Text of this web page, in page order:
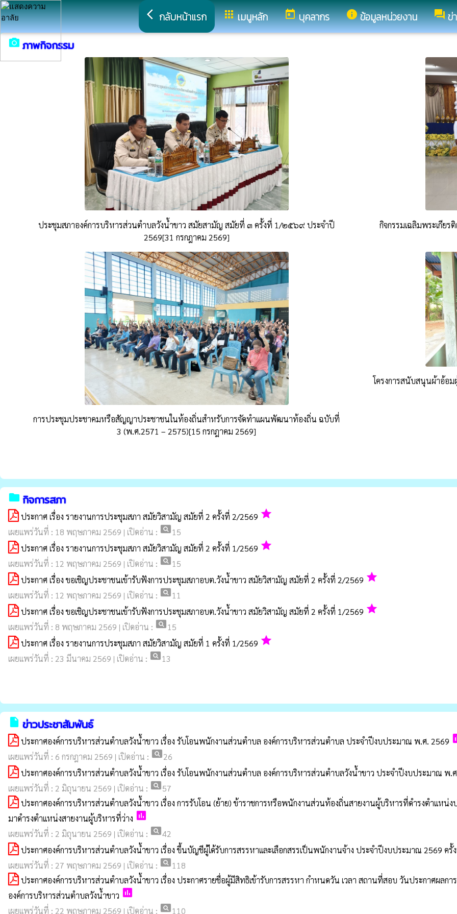
arrow_back_ios กลับหน้าแรก appsเมนูหลัก todayบุคลากร infoข้อมูลหน่วยงาน forumข่
camera_alt ภาพกิจกรรม
ประชุมสภาองค์การบริหารส่วนตำบลวังน้ำขาว สมัยสามัญ สมัยที่ ๓ ครั้งที่ 1/๒๕๖๙ ประจำปี
2569[31 กรกฎาคม 2569]
กิจกรรมเฉลิมพระเกีย
การประชุมประชาคมหรือสัญญาประชาชนในท้องถิ่นสำหรับการจัดทำแผนพัฒนาท้องถิ่น ฉบับที่
3 (พ.ศ.2571 – 2575)[15 กรกฎาคม 2569]
โครงการสนับสนุนผ้าอ้อ
folder กิจการสภา
ประกาศ เรื่อง รายงานการประชุมสภา สมัยวิสามัญ สมัยที่ 2 ครั้งที่ 2/2569 grade
เผยแพร่วันที่ : 18 พฤษภาคม 2569 | เปิดอ่าน : pageview15
ประกาศ เรื่อง รายงานการประชุมสภา สมัยวิสามัญ สมัยที่ 2 ครั้งที่ 1/2569 grade
เผยแพร่วันที่ : 12 พฤษภาคม 2569 | เปิดอ่าน : pageview15
ประกาศ เรื่อง ขอเชิญประชาชนเข้ารับฟังการประชุมสภาอบต.วังน้ำขาว สมัยวิสามัญ สมัยที่ 2 ครั้งที่ 2/2569 grade
เผยแพร่วันที่ : 12 พฤษภาคม 2569 | เปิดอ่าน : pageview11
ประกาศ เรื่อง ขอเชิญประชาชนเข้ารับฟังการประชุมสภาอบต.วังน้ำขาว สมัยวิสามัญ สมัยที่ 2 ครั้งที่ 1/2569 grade
เผยแพร่วันที่ : 8 พฤษภาคม 2569 | เปิดอ่าน : pageview15
ประกาศ เรื่อง รายงานการประชุมสภา สมัยวิสามัญ สมัยที่ 1 ครั้งที่ 1/2569 grade
เผยแพร่วันที่ : 23 มีนาคม 2569 | เปิดอ่าน : pageview13
insert_drive_file ข่าวประชาสัมพันธ์
ประกาศองค์การบริหารส่วนตำบลวังน้ำขาว เรื่อง รับโอนพนักงานส่วนตำบล องค์การบริหารส่วนตำบล ประจำปีงบประมาณ พ.ศ. 2569
เผยแพร่วันที่ : 6 กรกฎาคม 2569 | เปิดอ่าน : pageview26
ประกาศองค์การบริหารส่วนตำบลวังน้ำขาว เรื่อง รับโอนพนักงานส่วนตำบล องค์การบริหารส่วนตำบลวังน้ำขาว ประจำปีงบประมาณ พ.
เผยแพร่วันที่ : 2 มิถุนายน 2569 | เปิดอ่าน : pageview57
ประกาศองค์การบริหารส่วนตำบลวังน้ำขาว เรื่อง การรับโอน (ย้าย) ข้าราชการหรือพนักงานส่วนท้องถิ่นสายงานผู้บริหารที่ดำรงตำแห
มาดำรงตำแหน่งสายงานผู้บริหารที่ว่าง poll
เผยแพร่วันที่ : 2 มิถุนายน 2569 | เปิดอ่าน : pageview42
ประกาศองค์การบริหารส่วนตำบลวังน้ำขาว เรื่อง ขึ้นบัญชีผู้ได้รับการสรรหาและเลือกสรรเป็นพนักงานจ้าง ประจำปีงบประมาณ 2569 ครั้
เผยแพร่วันที่ : 27 พฤษภาคม 2569 | เปิดอ่าน : pageview118
ประกาศองค์การบริหารส่วนตำบลวังน้ำขาว เรื่อง ประกาศรายชื่อผู้มีสิทธิเข้ารับการสรรหา กำหนดวัน เวลา สถานที่สอบ วันประกาศผลกา
องค์การบริหารส่วนตำบลวังน้ำขาว poll
เผยแพร่วันที่ : 22 พฤษภาคม 2569 | เปิดอ่าน : pageview110